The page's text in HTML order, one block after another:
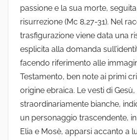
passione e la sua morte,
risurrezione (Mc 8,27-31). Nel
trasfigurazione viene data una
esplicita alla domanda
facendo riferimento alle
Testamento, ben note ai primi
origine ebraica. Le vesti di
straordinariamente bianche,
un personaggio trascendente,
Elia e Mosè, apparsi accanto a